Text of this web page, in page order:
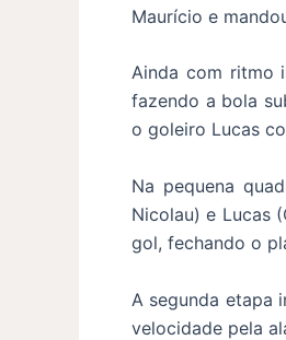
Maurício e
Ainda com ritmo
fazendo a bola
o goleiro Lucas
Na pequena
Nicolau) e Lucas
gol, fechando o
A segunda etapa
velocidade pela